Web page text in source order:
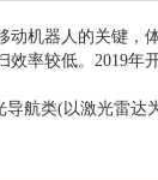
机器人的关键，
率较低。2019
航类(以激光雷